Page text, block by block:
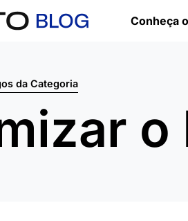
Conheça
da Categoria
o